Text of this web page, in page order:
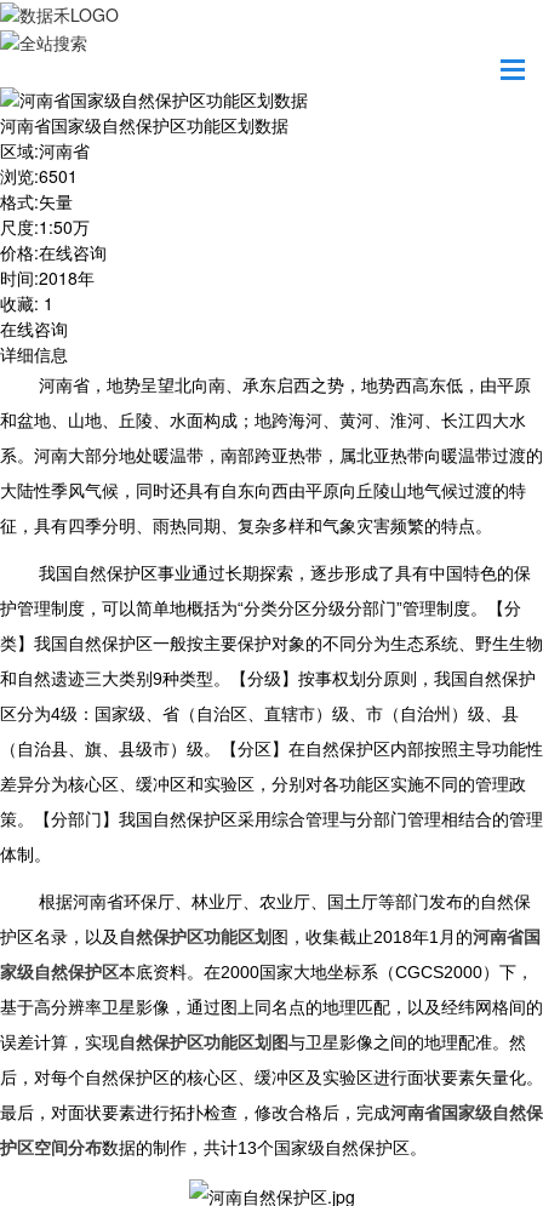
河南省国家级自然保护区功能区划数据
区域:河南省
浏览:6501
格式:矢量
尺度:1:50万
价格:在线咨询
时间:2018年
收藏: 1
在线咨询
详细信息
河南省，地势呈望北向南、承东启西之势，地势西高东低，由平原
和盆地、山地、丘陵、水面构成；地跨海河、黄河、淮河、长江四大水
系。河南大部分地处暖温带，南部跨亚热带，属北亚热带向暖温带过渡的
大陆性季风气候，同时还具有自东向西由平原向丘陵山地气候过渡的特
征，具有四季分明、雨热同期、复杂多样和气象灾害频繁的特点。
我国自然保护区事业通过长期探索，逐步形成了具有中国特色的保
护管理制度，可以简单地概括为“分类分区分级分部门”管理制度。【分
类】我国自然保护区一般按主要保护对象的不同分为生态系统、野生生物
和自然遗迹三大类别9种类型。【分级】按事权划分原则，我国自然保护
区分为4级：国家级、省（自治区、直辖市）级、市（自治州）级、县
（自治县、旗、县级市）级。【分区】在自然保护区内部按照主导功能性
差异分为核心区、缓冲区和实验区，分别对各功能区实施不同的管理政
策。【分部门】我国自然保护区采用综合管理与分部门管理相结合的管理
体制。
根据河南省环保厅、林业厅、农业厅、国土厅等部门发布的自然保
护区名录，以及 自然保护区功能区划 图，收集截止2018年1月的河南省国
家级自然保护区本底资料。在2000国家大地坐标系（CGCS2000）下，
基于高分辨率卫星影像，通过图上同名点的地理匹配，以及经纬网格间的
误差计算，实现自然保护区功能区划图与卫星影像之间的地理配准。然
后，对每个自然保护区的核心区、缓冲区及实验区进行面状要素矢量化。
最后，对面状要素进行拓扑检查，修改合格后，完成河南省国家级自然保
护区空间分布数据的制作，共计13个国家级自然保护区。